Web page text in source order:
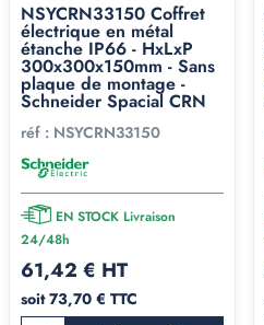
NSYCRN33150 Coffret
électrique en métal
étanche IP66 - HxLxP
300x300x150mm - Sans
plaque de montage -
Schneider Spacial CRN
réf : NSYCRN33150
EN STOCK Livraison
24/48h
61,42 € HT
soit 73,70 € TTC